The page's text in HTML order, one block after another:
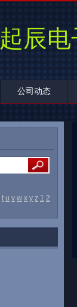
辰
公司动态
t u v w x y z 1 2